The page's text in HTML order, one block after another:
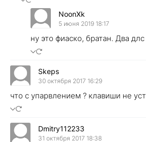
NoonXk
5 июня 2019 18:17
ну это фиаско, братан. Два
Skeps
30 октября 2017 16:29
что с упарвлением ? клавиши не
Dmitry112233
31 октября 2017 18:38